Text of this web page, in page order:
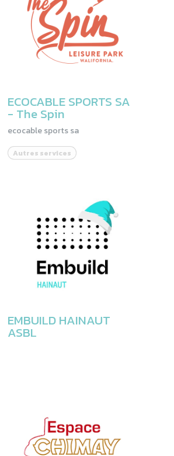
ECOCABLE SPORTS SA
- The Spin
ecocable sports sa
Autres services
EMBUILD HAINAUT
ASBL